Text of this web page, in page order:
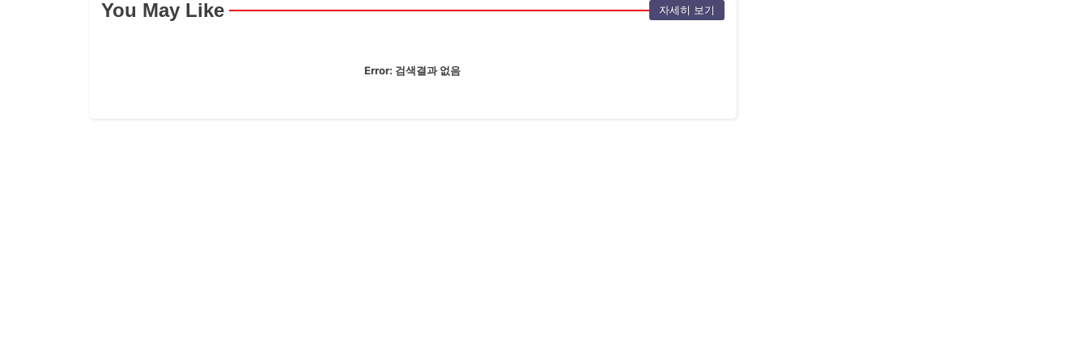
You May Like 자세히 보기
Error: 검색결과 없음